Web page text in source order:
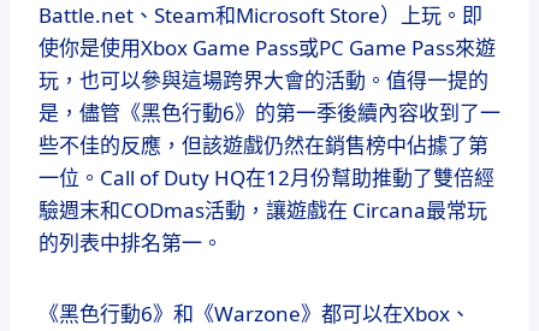
Battle.net、Steam和Microsoft Store）上玩。即
使你是使用Xbox Game Pass或PC Game Pass來遊
玩，也可以參與這場跨界大會的活動。值得一提的
是，儘管《黑色行動6》的第一季後續內容收到了一
些不佳的反應，但該遊戲仍然在銷售榜中佔據了第
一位。Call of Duty HQ在12月份幫助推動了雙倍經
驗週末和CODmas活動，讓遊戲在 Circana最常玩
的列表中排名第一。
《黑色行動6》和《Warzone》都可以在Xbox、